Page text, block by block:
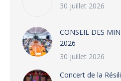
30 juillet 2026
CONSEIL DES
2026
30 juillet 2026
‎​Concert de la